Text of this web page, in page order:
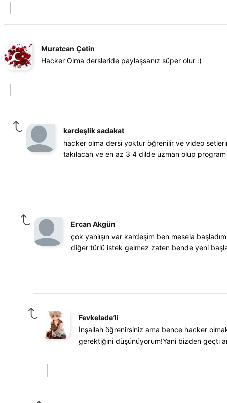
Muratcan Çetin
Hacker Olma dersleride paylaşsanız süper olur :)
kardeşlik sadakat
hacker olma dersi yoktur öğrenilir ve video
takılacan ve en az 3 4 dilde uzman olup
Ercan Akgün
çok yanlışın var kardeşim ben mesela
diğer türlü istek gelmez zaten bende yeni
Fevkelade1i
İnşallah öğrenirsiniz ama bence hacker
gerektiğini düşünüyorum!Yani bizden geçti